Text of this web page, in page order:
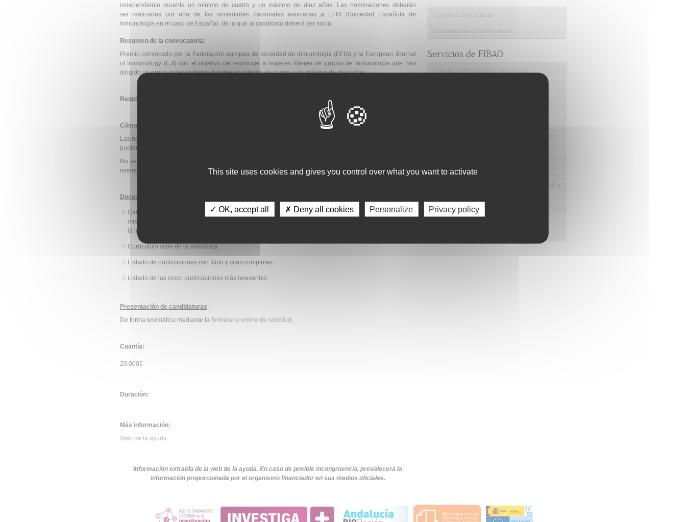
independiente durante un mínimo de cuatro y un máximo de diez años. Las nominaciones deberán
ser realizadas por una de las sociedades nacionales asociadas a EFIS (Sociedad Española de
Inmunología en el caso de España), de la que la candidata deberá ser socia.
Resumen de la convocatoria:
Premio convocado por la Federación europea de sociedad de inmunología (EFIS) y la European Journal
of Immunology (EJI) con el objetivo de reconocer a mujeres líderes de grupos de inmunología que han
dirigido un grupo independiente durante un mínimo de cuatro y un máximo de diez años.
Requisitos de los solicitantes:
Cómo se solicita:
Las nominaciones deberán ser presentadas exclusivamente por una sociedad nacional miembro de EFIS,
pudiendo presentar cada una de ellas hasta tres candidatas.
No se considerarán las candidaturas presentadas de forma independiente sin el aval de una sociedad
miembro de EFIS.
Documentación necesaria
Carta de nominación de no más de tres páginas, presentada y firmada por el presidente de la sociedad
miembro de EFIS, que indique las cualificaciones de la candidata para el premio y sus contribuciones a
la investigación.
Currículum vítae de la candidata.
Listado de publicaciones con título y citas completas.
Listado de las cinco publicaciones más relevantes.
Presentación de candidaturas:
De forma telemática mediante la formulario online de solicitud .
Cuantía:
20.000€
Duración:
Más información:
Web de la ayuda
Información extraída de la web de la ayuda. En caso de posible incongruencia, prevalecerá la
información proporcionada por el organismo financiador en sus medios oficiales.
Gestión de convocatorias
Documentación de convocatorias
Servicios de FIBAO
Consulta nuestras Ofertas Tecnológicas
Gestión de Ayudas y Oportunidad de Financiación
Recursos Humanos
Asesoramiento y Gestión Económica-Administrativa
Gestión de Convenios y Donaciones
Comunicación y Promoción de la Investigación
This site uses cookies and gives you control over what you want to activate
✓ OK, accept all ✗ Deny all cookies Personalize Privacy policy